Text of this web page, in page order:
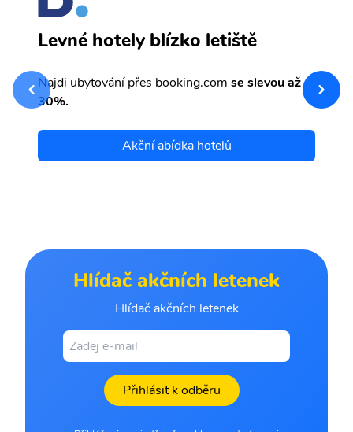
Levné hotely blízko letiště
Najdi ubytování přes booking.com se slevou až
30%.
Akční abídka hotelů
Hlídač akčních letenek
Hlídač akčních letenek
Přihlásit k odběru